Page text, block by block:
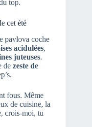
top.
cet été
pavlova coche
acidulées,
juteuses.
de zeste de
fous. Même
de cuisine, la
crois-moi, tu